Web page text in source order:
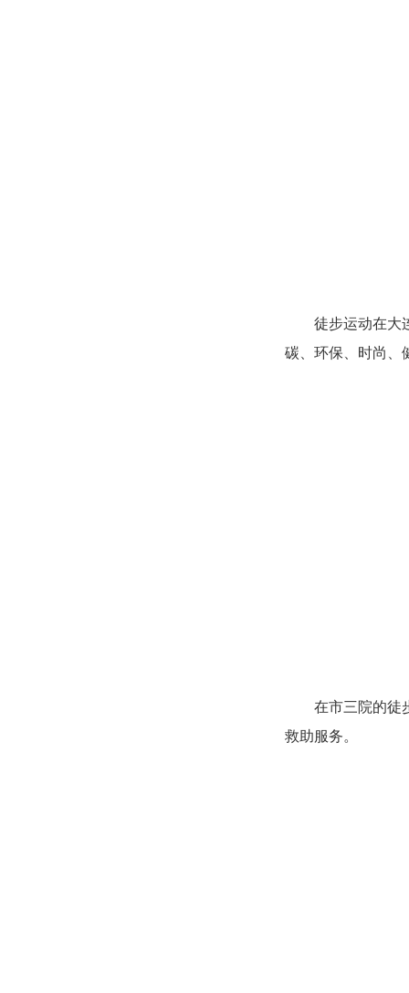
徒步运动在大
碳、环保、时尚、
在市三院的徒
救助服务。